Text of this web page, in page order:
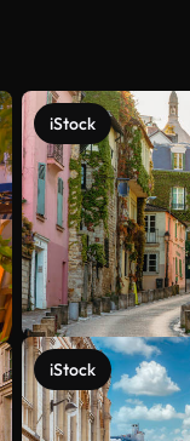
iStock
iStock